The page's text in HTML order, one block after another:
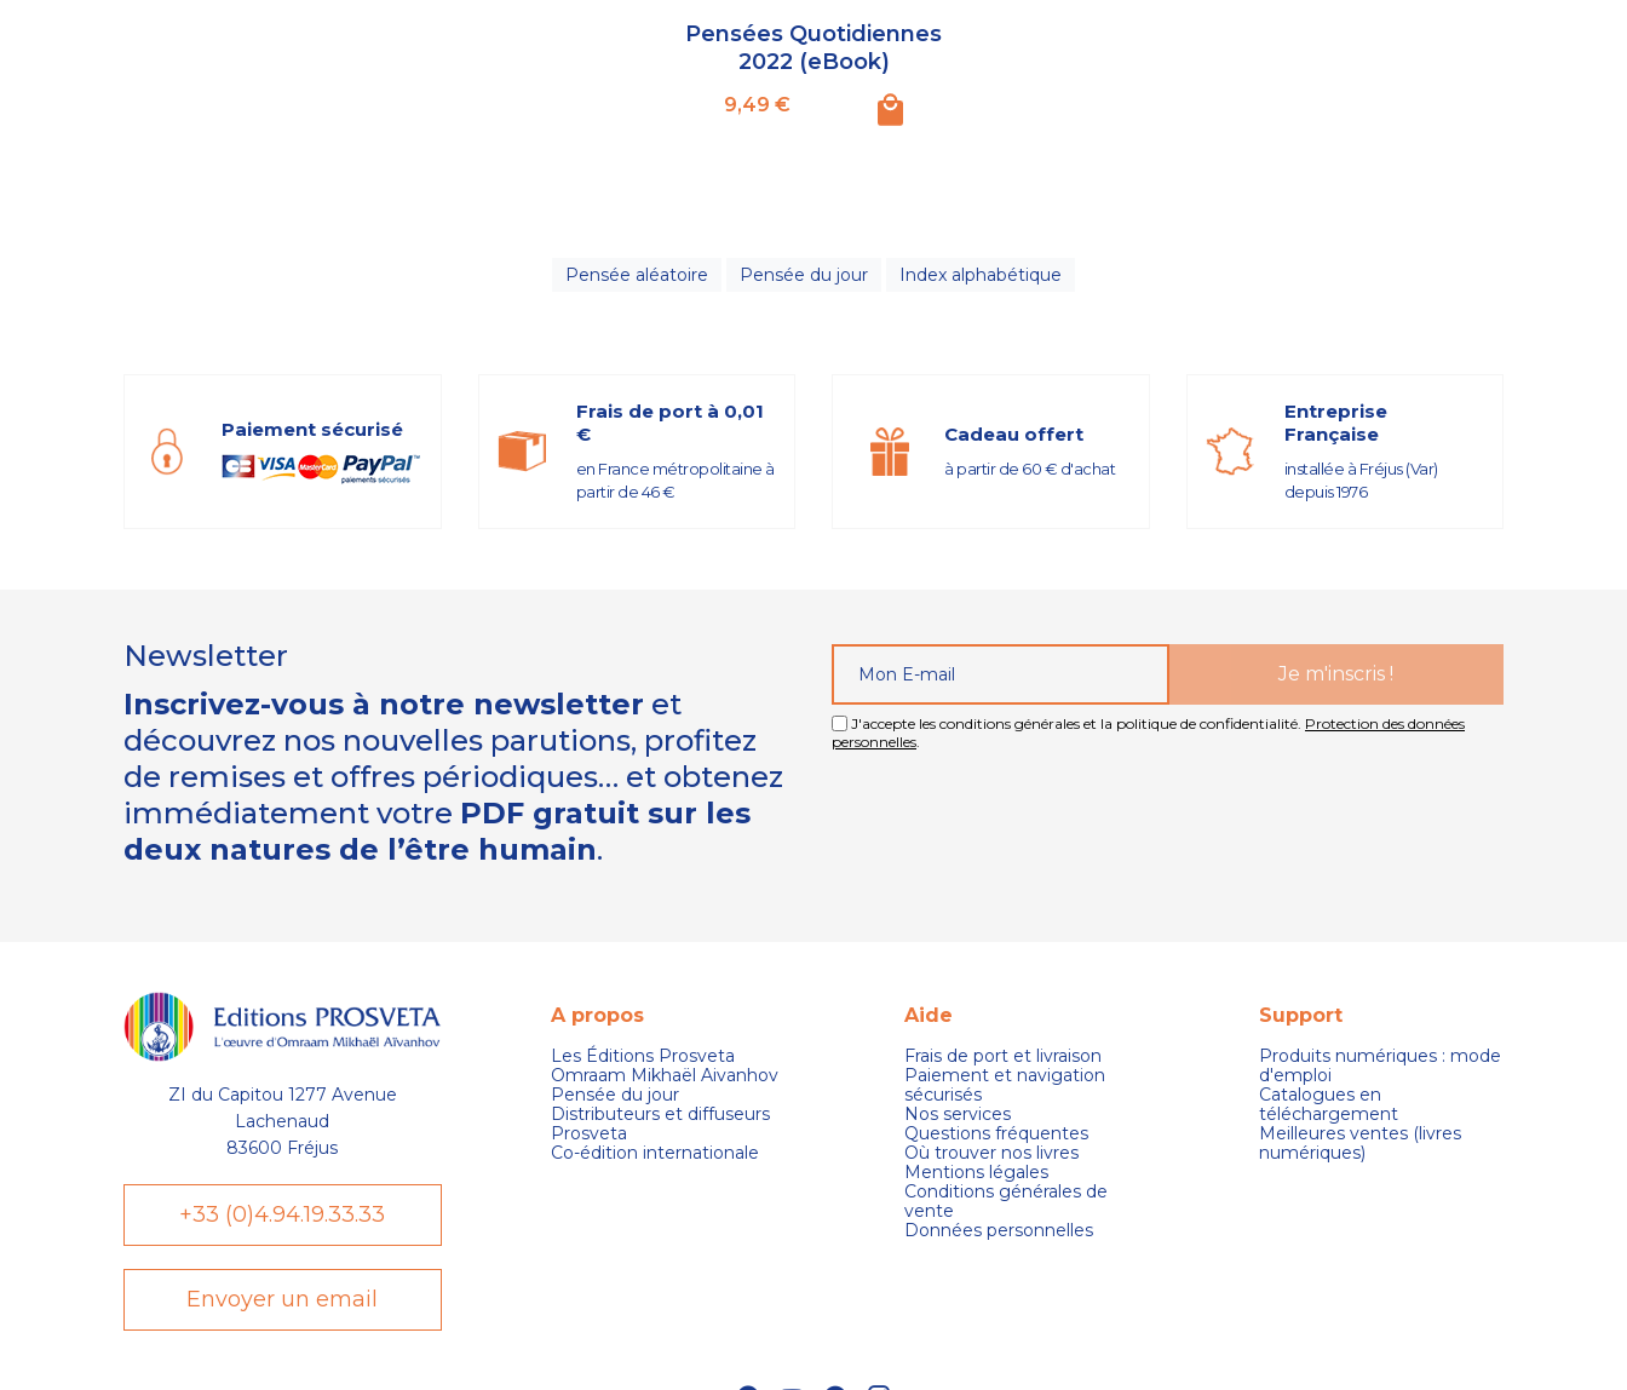
Pensées Quotidiennes
2022 (eBook)
Prix
9,49 €
Pensée aléatoire Pensée du jour Index alphabétique
Paiement sécurisé
Frais de port à 0,01
€
en France métropolitaine à
partir de 46 €
Cadeau offert
à partir de 60 € d'achat
Entreprise
Française
installée à Fréjus (Var)
depuis 1976
Newsletter
Inscrivez-vous à notre newsletter et
découvrez nos nouvelles parutions, profitez
de remises et offres périodiques… et obtenez
immédiatement votre PDF gratuit sur les
deux natures de l’être humain.
J'accepte les conditions générales et la politique de confidentialité. Protection des données
personnelles
ZI du Capitou 1277 Avenue
Lachenaud
83600 Fréjus
+33 (0)4.94.19.33.33
Envoyer un email
A propos
Les Éditions Prosveta
Omraam Mikhaël Aivanhov
Pensée du jour
Distributeurs et diffuseurs
Prosveta
Co-édition internationale
Aide
Frais de port et livraison
Paiement et navigation
sécurisés
Nos services
Questions fréquentes
Où trouver nos livres
Mentions légales
Conditions générales de
vente
Données personnelles
Support
Produits numériques : mode
d'emploi
Catalogues en
téléchargement
Meilleures ventes (livres
numériques)